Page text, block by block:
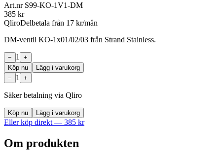
Art.nr S99-KO-1V1-DM
385 kr
QliroDelbetala från 17 kr/mån
DM-ventil KO-1x01/02/03 från Strand Stainless.
− 1
+
Köp nu
Lägg i varukorg
−
1 +
Säker betalning via Qliro
Köp nu Lägg i varukorg
Eller köp direkt — 385 kr
Om produkten